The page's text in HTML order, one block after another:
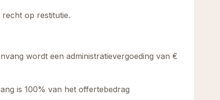
op restitutie.
wordt een administratievergoeding van €
is 100% van het offertebedrag